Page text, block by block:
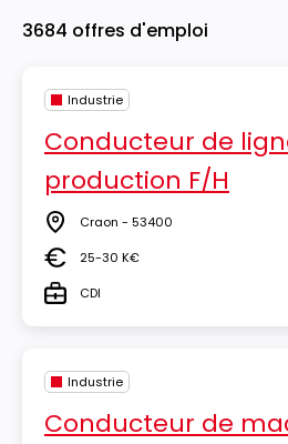
3684 offres d'emploi
Industrie
Conducteur de
production F/H
Lieu Craon - 53400
Salaire25-30 K€
TypeCDI
Industrie
Conducteur de